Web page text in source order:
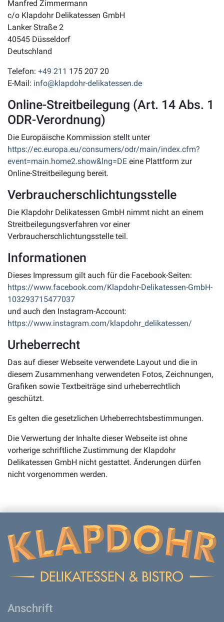
Manfred Zimmermann
c/o Klapdohr Delikatessen GmbH
Lanker Straße 2
40545 Düsseldorf
Deutschland
Telefon: +49 211 175 207 20
E-Mail: info@klapdohr-delikatessen.de
Online-Streitbeilegung (Art. 14 Abs. 1
ODR-Verordnung)
Die Europäische Kommission stellt unter
https://ec.europa.eu/consumers/odr/main/index.cfm?
event=main.home2.show&lng=DE eine Plattform zur
Online-Streitbeilegung bereit.
Verbraucherschlichtungsstelle
Die Klapdohr Delikatessen GmbH nimmt nicht an einem
Streitbeilegungsverfahren vor einer
Verbraucherschlichtungsstelle teil.
Informationen
Dieses Impressum gilt auch für die Facebook-Seiten:
https://www.facebook.com/Klapdohr-Delikatessen-GmbH-
103293715477037
und auch den Instagram-Account:
https://www.instagram.com/klapdohr_delikatessen/
Urheberrecht
Das auf dieser Webseite verwendete Layout und die in
diesem Zusammenhang verwendeten Fotos, Zeichnungen,
Grafiken sowie Textbeiträge sind urheberrechtlich
geschützt.
Es gelten die gesetzlichen Urheberrechtsbestimmungen.
Die Verwertung der Inhalte dieser Webseite ist ohne
vorherige schriftliche Zustimmung der Klapdohr
Delikatessen GmbH nicht gestattet. Änderungen dürfen
nicht vorgenommen werden.
Anschrift